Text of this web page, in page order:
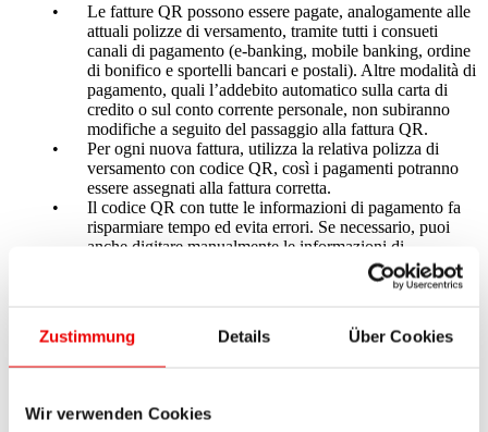
Zustimmung Details Über Cookies
Wir verwenden Cookies
Le fatture QR possono essere pagate, analogamente alle
attuali polizze di versamento, tramite tutti i consueti
canali di pagamento (e-banking, mobile banking, ordine
di bonifico e sportelli bancari e postali). Altre modalità di
pagamento, quali l’addebito automatico sulla carta di
credito o sul conto corrente personale, non subiranno
modifiche a seguito del passaggio alla fattura QR.
Per ogni nuova fattura, utilizza la relativa polizza di
versamento con codice QR, così i pagamenti potranno
essere assegnati alla fattura corretta.
Il codice QR con tutte le informazioni di pagamento fa
risparmiare tempo ed evita errori. Se necessario, puoi
anche digitare manualmente le informazioni di
pagamento a destra accanto al codice QR. Ti
consigliamo tuttavia il pagamento più rapido
Resta inoltre possibile pagare allo sportello presso una
filiale della Posta e con ordini di pagamento per posta
presso la tua banca. A questo scopo basta staccare come
Dovrai poi presentarla allo sportello postale unitamente
ai dati di pagamento oppure inviarla alla tua banca come